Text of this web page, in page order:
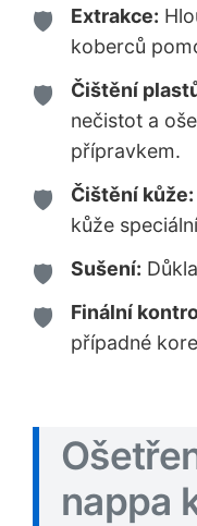
Extrakce:
koberců
Čištění
nečistot a
přípravkem.
Čištění kůže:
kůže
Sušení:
Finální
případné
nappa